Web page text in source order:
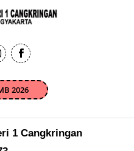
2026
1 Cangkringan